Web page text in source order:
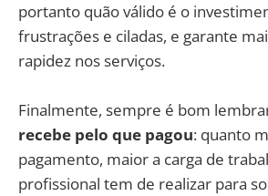
portanto quão válido é o
frustrações e ciladas, e garante
rapidez nos serviços.
Finalmente, sempre é bom
recebe pelo que pagou: quanto
pagamento, maior a carga de
profissional tem de realizar para